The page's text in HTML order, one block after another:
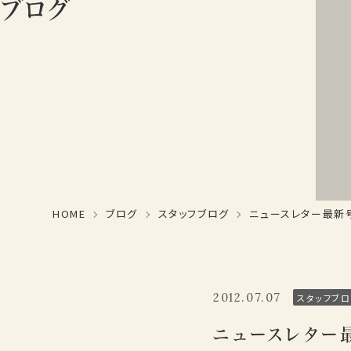
ブログ
HOME ブログ スタッフブログ ニュースレター最新
2012.07.07 スタッフブ
ニュースレター